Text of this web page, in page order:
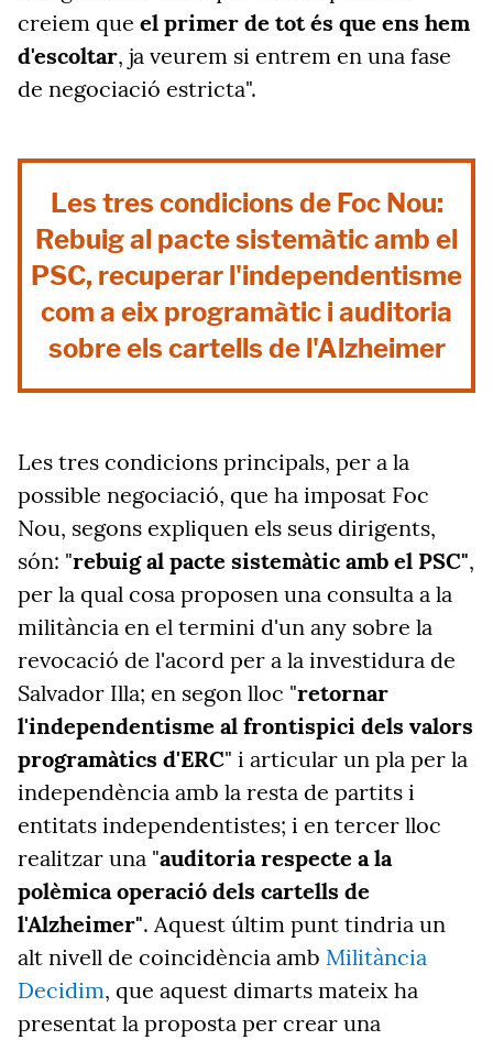
creiem que el primer de tot és que ens hem
d'escoltar, ja veurem si entrem en una fase
de negociació estricta".
Les tres condicions de Foc Nou:
Rebuig al pacte sistemàtic amb el
PSC, recuperar l'independentisme
com a eix programàtic i auditoria
sobre els cartells de l'Alzheimer
Les tres condicions principals, per a la
possible negociació, que ha imposat Foc
Nou, segons expliquen els seus dirigents,
són: "rebuig al pacte sistemàtic amb el PSC",
per la qual cosa proposen una consulta a la
militància en el termini d'un any sobre la
revocació de l'acord per a la investidura de
Salvador Illa; en segon lloc "retornar
l'independentisme al frontispici dels valors
programàtics d'ERC" i articular un pla per la
independència amb la resta de partits i
entitats independentistes; i en tercer lloc
realitzar una "auditoria respecte a la
polèmica operació dels cartells de
l'Alzheimer". Aquest últim punt tindria un
alt nivell de coincidència amb Militància
Decidim, que aquest dimarts mateix ha
presentat la proposta per crear una